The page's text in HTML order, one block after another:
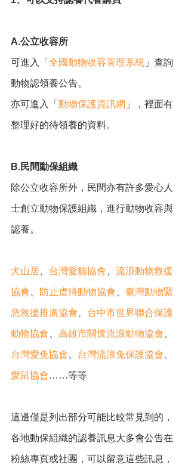
A.公立收容所
可進入「 全國動物收容管理系統 」查詢
動物認領養公告。
亦可進入「 動物保護資訊網 」，裡面有
整理好的待領養的資料。
B.民間動保組織
除公立收容所外，民間亦有許多愛心人
士創立動物保護組織，進行動物收容與
認養。
犬山居 台灣愛貓協會 流浪動物救援
協會 防止虐待動物協會 臺灣動物緊
急救援推廣協會 台中市世界聯合保護
動物協會 高雄市關懷流浪動物協會
台灣愛兔協會 台灣流浪兔保護協會
愛鼠協會……等等
這邊僅是列出部分可能比較常見到的，
各地動保組織的認養訊息大多會公告在
粉絲專頁或社團，可以留意這些訊息，